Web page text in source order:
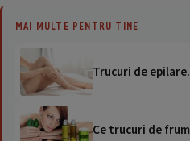
MAI MULTE PENTRU TINE
Trucuri de
Ce trucuri de